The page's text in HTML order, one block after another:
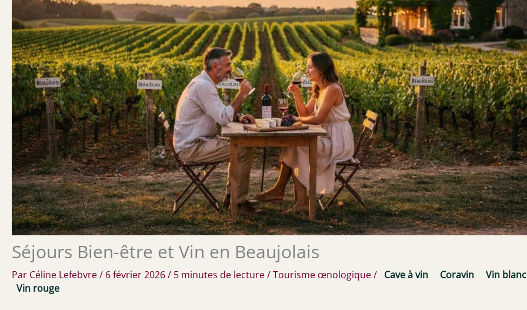
Séjours Bien-être et Vin en Beaujolais
Par Céline Lefebvre/ 6 février 2026/ 5 minutes de lecture/Tourisme œnologique/ Cave à vin Coravin
Vin blanc
Vin rouge